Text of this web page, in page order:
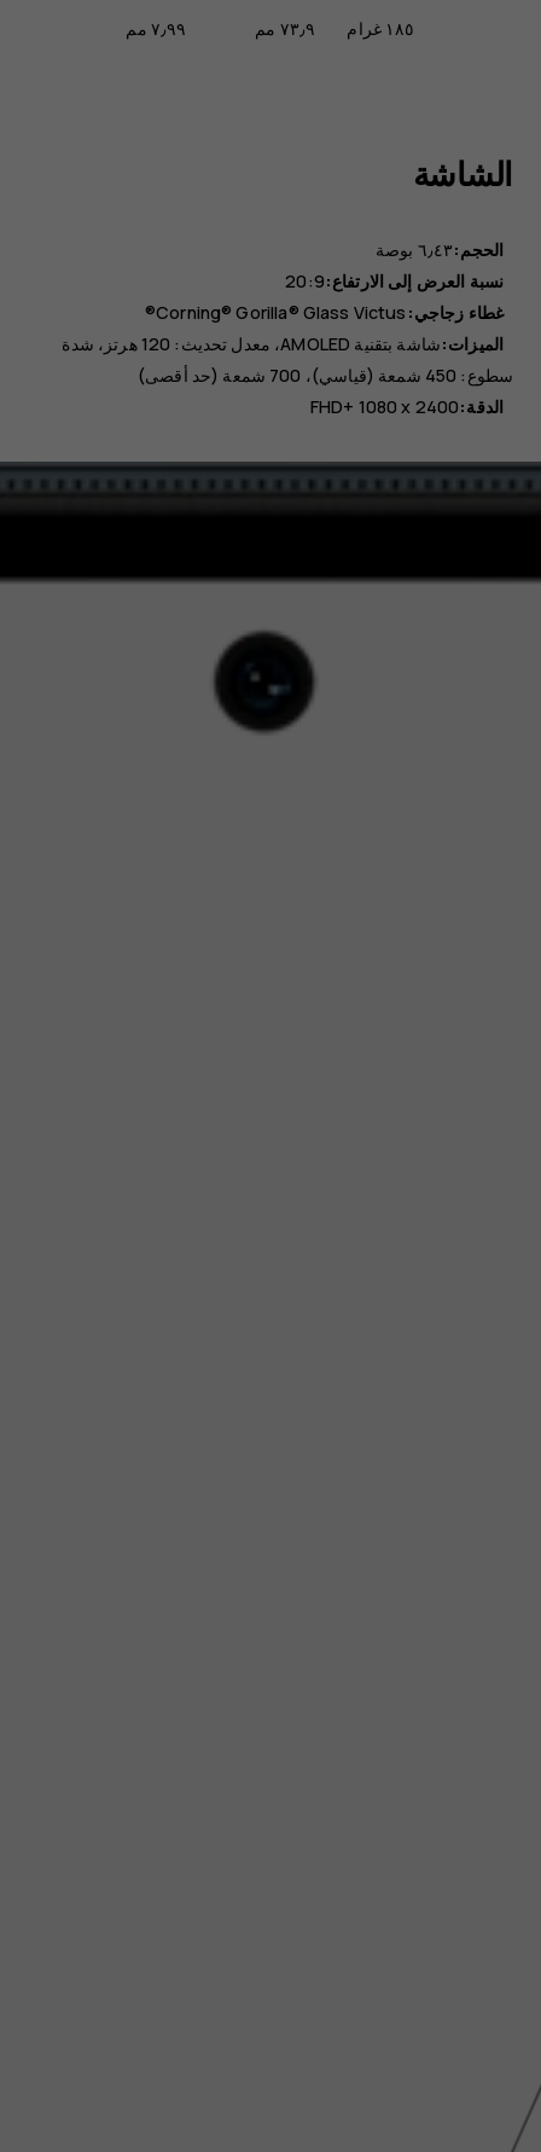
١٨٥ غرام
٧٣٫٩ مم
٧٫٩٩ مم
الشاشة
الحجم:٦٫٤٣ بوصة
نسبة العرض إلى الارتفاع:20:9
غطاء زجاجي: Corning® Gorilla® Glass Victus®
الميزات:
شاشة بتقنية AMOLED، معدل تحديث: 120 هرتز، شدة
سطوع: 450 شمعة (قياسي)، 700 شمعة (حد أقصى)
الدقة:FHD+ 1080 x 2400